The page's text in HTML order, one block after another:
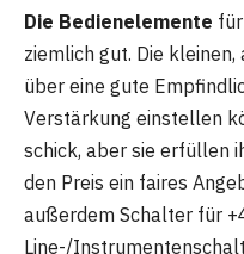
Die Bedienelemente
ziemlich gut. Die
über eine gute
Verstärkung einstellen
schick, aber sie erfüllen
den Preis ein faires
außerdem Schalter für
Line-/